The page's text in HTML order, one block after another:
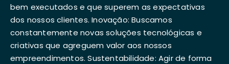
bem executados e que superem as expectativas
dos nossos clientes. Inovação: Buscamos
constantemente novas soluções tecnológicas e
criativas que agreguem valor aos nossos
empreendimentos. Sustentabilidade: Agir de forma